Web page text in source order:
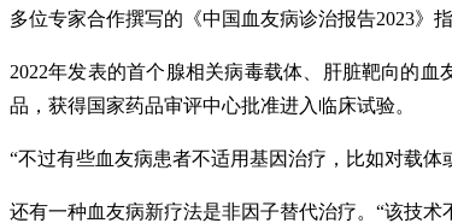
多位专家合作撰写的《中国血友病诊治报告2023》
2022年发表的首个腺相关病毒载体、肝脏靶向的
品，获得国家药品审评中心批准进入临床试验。
“不过有些血友病患者不适用基因治疗，比如对载体
还有一种血友病新疗法是非因子替代治疗。“该技